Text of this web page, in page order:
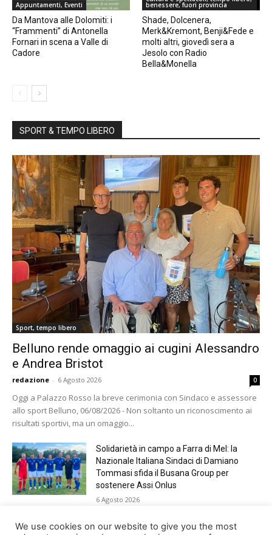
Appuntamenti, Eventi
Da Mantova alle Dolomiti: i
“Frammenti” di Antonella
Fornari in scena a Valle di
Cadore
benessere, fuori provincia
Shade, Dolcenera,
Merk&Kremont, Benji&Fede e
molti altri, giovedì sera a
Jesolo con Radio
Bella&Monella
SPORT & TEMPO LIBERO
Sport, tempo libero
Belluno rende omaggio ai cugini Alessandro
e Andrea Bristot
redazione - 6 Agosto 2026 0
Oggi a Palazzo Rosso la breve cerimonia con Sindaco e assessore
allo sport Belluno, 06/08/2026 - Non soltanto un riconoscimento ai
risultati sportivi, ma un omaggio...
Solidarietà in campo a Farra di Mel: la
Nazionale Italiana Sindaci di Damiano
Tommasi sfida il Busana Group per
sostenere Assi Onlus
6 Agosto 2026
Shade, Dolcenera, Merk&Kremont,
We use cookies on our website to give you the most